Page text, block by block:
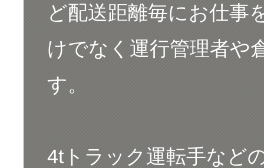
ど配送距離毎にお仕事
けでなく運行管理者や
す。
4tトラック運転手など